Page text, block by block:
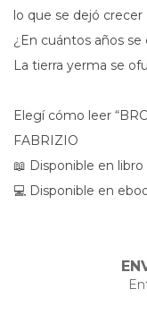
lo que se dejó crecer
¿En cuántos años se
La tierra yerma se
Elegí cómo leer
FABRIZIO
📖 Disponible en libro
💻 Disponible en